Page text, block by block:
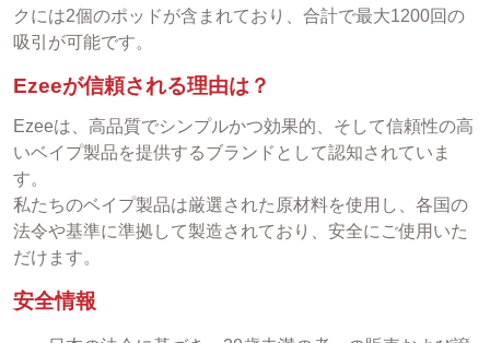
クには2個のポッドが含まれており、合計で最大1200回の
吸引が可能です。
Ezeeが信頼される理由は？
Ezeeは、高品質でシンプルかつ効果的、そして信頼性の高
いベイプ製品を提供するブランドとして認知されていま
す。
私たちのベイプ製品は厳選された原材料を使用し、各国の
法令や基準に準拠して製造されており、安全にご使用いた
だけます。
安全情報